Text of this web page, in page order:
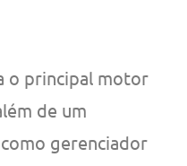
o principal motor
de um
gerenciador